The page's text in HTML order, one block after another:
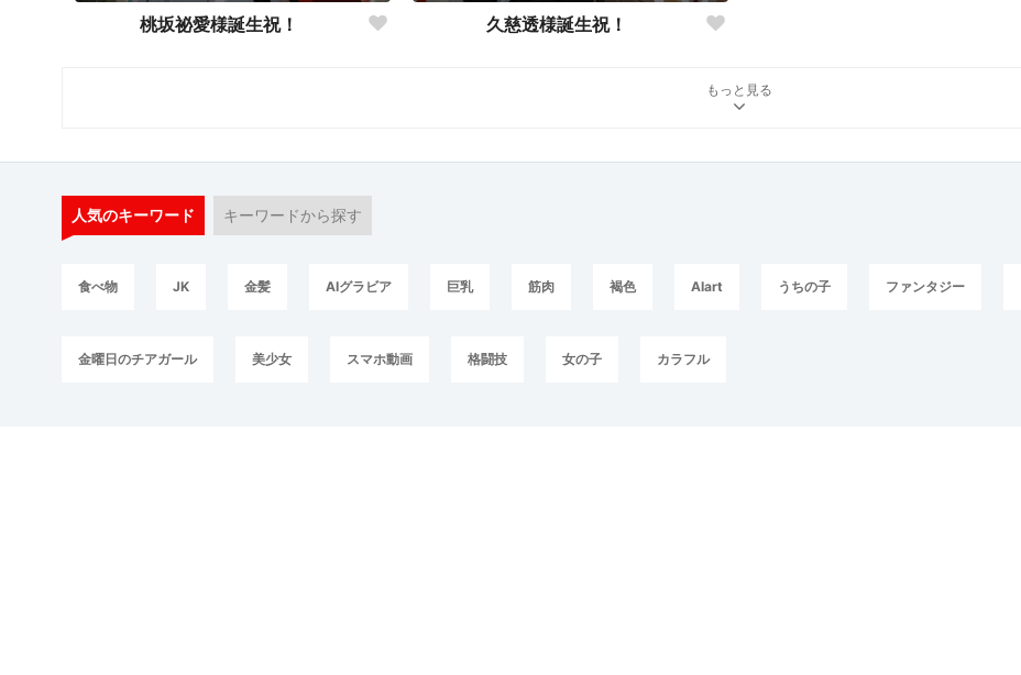
桃坂祕愛様誕生祝！ 久慈透様誕生祝！
もっと見る
人気のキーワード キーワードから探す
食べ物 JK 金髪 AIグラビア 巨乳 筋肉 褐色 AIart うちの子 ファンタジー
金曜日のチアガール 美少女 スマホ動画 格闘技 女の子 カラフル